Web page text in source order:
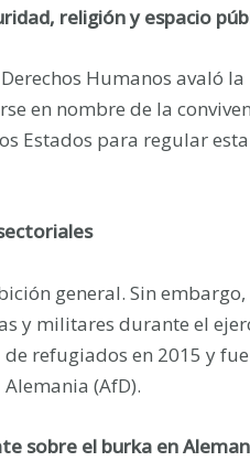
religión y espacio
Humanos avaló
en nombre de la
Estados para regular
general. Sin
y militares durante el
refugiados en 2015 y
(AfD).
sobre el burka en